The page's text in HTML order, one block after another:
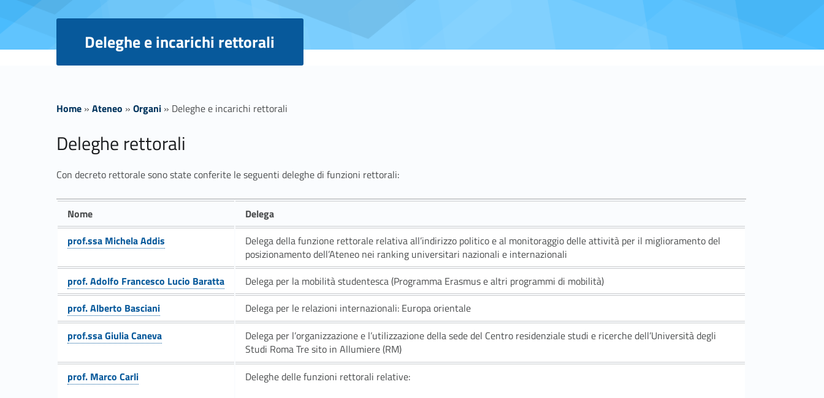
Deleghe e incarichi rettorali
Home » Ateneo » Organi » Deleghe e incarichi rettorali
D
e
l
e
g
h
e
e
Deleghe rettorali
Con decreto rettorale sono state conferite le seguenti deleghe di funzioni rettorali:
Nome Delega
prof.ssa Michela Addis
Delega della funzione rettorale relativa all’indirizzo politico e al monitoraggio delle attività per il miglioramento del
posizionamento dell’Ateneo nei ranking universitari nazionali e internazionali
Link identifier #identifier__64899-2
prof. Adolfo Francesco Lucio Baratta Delega per la mobilità studentesca (Programma Erasmus e altri programmi di mobilità)
Link identifier #identifier__144661-3
prof. Alberto Basciani Delega per le relazioni internazionali: Europa orientale
prof.ssa Giulia Caneva
Delega per l’organizzazione e l’utilizzazione della sede del Centro residenziale studi e ricerche dell’Università degli
Studi Roma Tre sito in Allumiere (RM)
prof. Marco Carli
Deleghe delle funzioni rettorali relative: